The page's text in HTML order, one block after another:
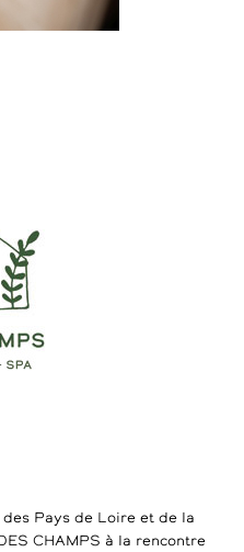
Pays de Loire et de la
CHAMPS à la rencontre